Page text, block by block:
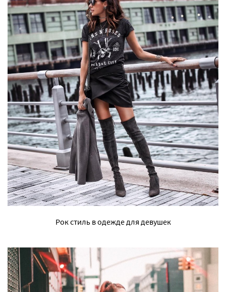
Рок стиль в одежде для девушек